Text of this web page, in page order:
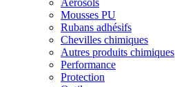
Aérosols
Mousses PU
Rubans adhésifs
Chevilles chimiques
Autres produits chimiques
Performance
Protection